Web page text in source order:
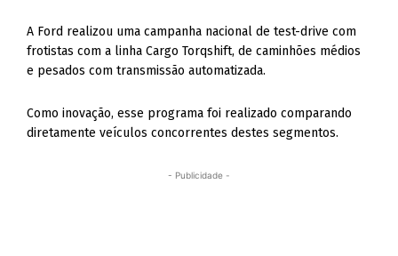
A Ford realizou uma campanha nacional de test-drive com
frotistas com a linha Cargo Torqshift, de caminhões médios
e pesados com transmissão automatizada.
Como inovação, esse programa foi realizado comparando
diretamente veículos concorrentes destes segmentos.
- Publicidade -